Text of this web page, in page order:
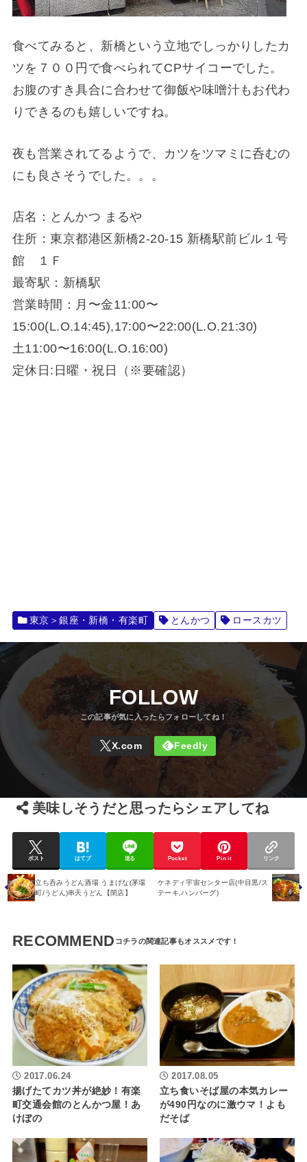
食べてみると、新橋という立地でしっかりしたカ
ツを７００円で食べられてCPサイコーでした。
お腹のすき具合に合わせて御飯や味噌汁もお代わ
りできるのも嬉しいですね。
夜も営業されてるようで、カツをツマミに呑むの
にも良さそうでした。。。
店名：とんかつ まるや
住所：東京都港区新橋2-20-15 新橋駅前ビル１号
館 １Ｆ
最寄駅：新橋駅
営業時間：月〜金11:00〜
15:00(L.O.14:45),17:00〜22:00(L.O.21:30)
土11:00〜16:00(L.O.16:00)
定休日:日曜・祝日（※要確認）
東京＞銀座・新橋・有楽町 とんかつ ロースカツ
FOLLOW
美味しそうだと思ったらシェアしてね
ポスト はてブ 送る Pocket Pin it リンク
立ち呑みうどん酒場 うまげな(茅場
町/うどん)串天うどん【閉店】
ケネディ宇宙センター店(中目黒/ス
テーキ,ハンバーグ)
RECOMMEND
2017.06.24
揚げたてカツ丼が絶妙！有楽
町交通会館のとんかつ屋！あ
けぼの
2017.08.05
立ち食いそば屋の本気カレー
が490円なのに激ウマ！よも
だそば